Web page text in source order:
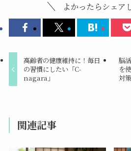
よかったらシェア
高齢者の健康維持に！毎日
の習慣にしたい「C-
nagara」
脳
を
対策
関連記事